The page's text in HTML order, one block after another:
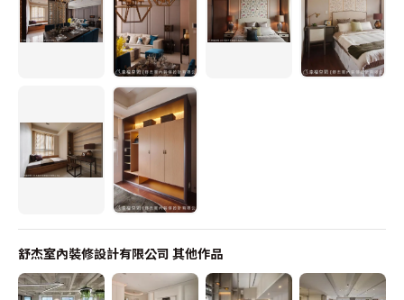
舒杰室內裝修設計有限公司 其他作品